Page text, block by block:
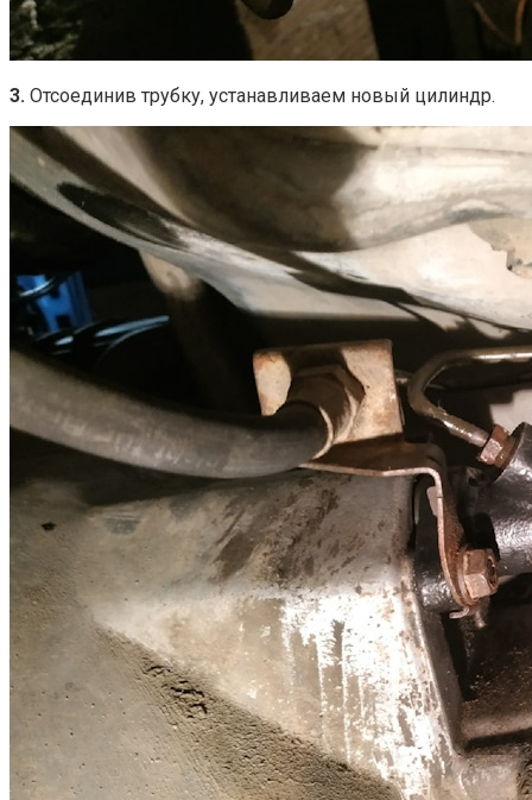
3. Отсоединив трубку, устанавливаем новый цилиндр.